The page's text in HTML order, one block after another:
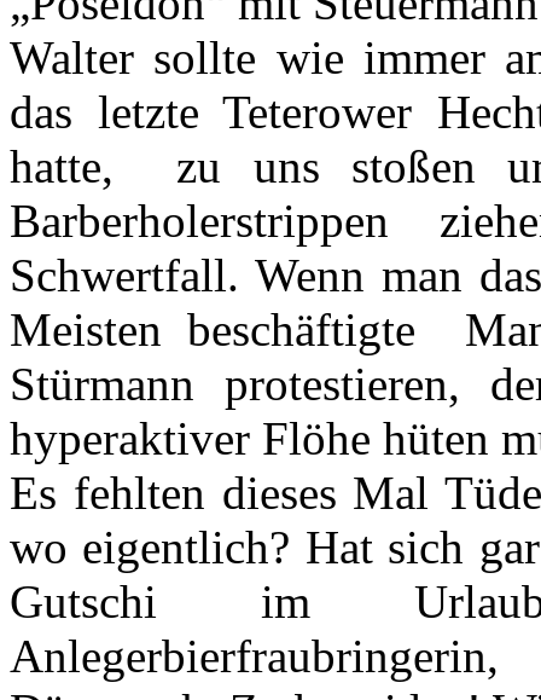
Walter sollte wie immer
das letzte Teterower
hatte, zu uns stoßen
Barberholerstrippen
Schwertfall. Wenn man
Meisten beschäftigte
Stürmann protestieren,
hyperaktiver Flöhe hüten
Es fehlten dieses Mal
wo eigentlich? Hat sich
Gutschi im